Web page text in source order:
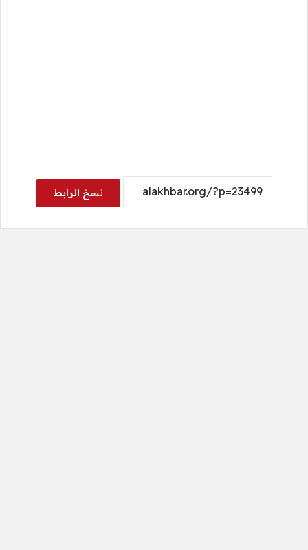
نسخ الرابط